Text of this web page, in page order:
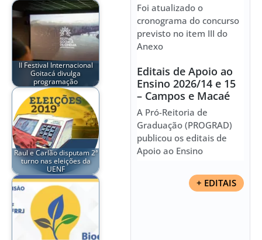
II Festival Internacional
Goitacá divulga
programação
Raul e Carlão disputam 2ª
turno nas eleições da
UENF
Foi atualizado o
cronograma do concurso
previsto no item III do
Anexo
Editais de Apoio ao
Ensino 2026/14 e 15
– Campos e Macaé
A Pró-Reitoria de
Graduação (PROGRAD)
publicou os editais de
Apoio ao Ensino
+ EDITAIS